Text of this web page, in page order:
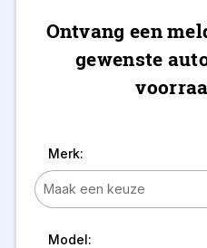
Ontvang een
gewenste
Merk:
Model: